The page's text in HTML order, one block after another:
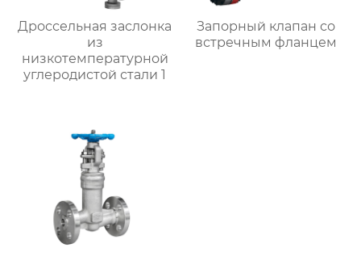
Дроссельная заслонка
из
низкотемпературной
углеродистой стали 1
Запорный клапан со
встречным фланцем